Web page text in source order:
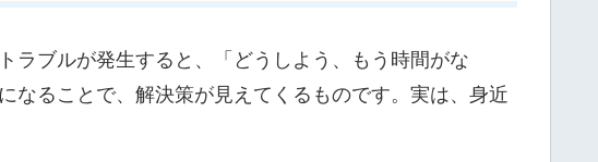
ブルが発生すると、「どうしよう、もう時間がな
なることで、解決策が見えてくるものです。実は、身近